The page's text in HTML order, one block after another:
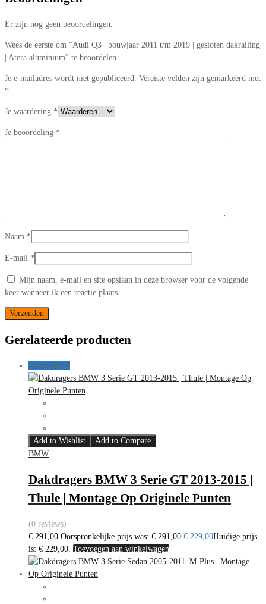
Er zijn nog geen beoordelingen.
Wees de eerste om “Audi Q3 | bouwjaar 2011 t/m 2019 | gesloten dakrailing
| Atera aluminium” te beoordelen
Je e-mailadres wordt niet gepubliceerd. Vereiste velden zijn gemarkeerd met
*
Je waardering *
Je beoordeling *
Naam *
E-mail *
Mijn naam, e-mail en site opslaan in deze browser voor de volgende
keer wanneer ik een reactie plaats.
Gerelateerde producten
Aanbieding!
Add to Wishlist
Add to Compare
BMW
Dakdragers BMW 3 Serie GT 2013-2015 |
Thule | Montage Op Originele Punten
(0 reviews)
€291,00 Oorspronkelijke prijs was: € 291,00.€ 229,00Huidige prijs
is: € 229,00. Toevoegen aan winkelwagen